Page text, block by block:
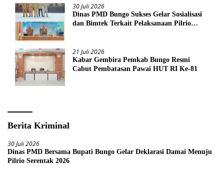
30 Juli 2026
Dinas PMD Bungo Sukses Gelar Sosialisasi
dan Bimtek Terkait Pelaksanaan Pilrio
21 Juli 2026
Kabar Gembira Pemkab Bungo Resmi
Cabut Pembatasan Pawai HUT RI Ke-81
Berita Kriminal
30 Juli 2026
Dinas PMD Bersama Bupati Bungo Gelar Deklarasi Damai Menuju
Pilrio Serentak 2026